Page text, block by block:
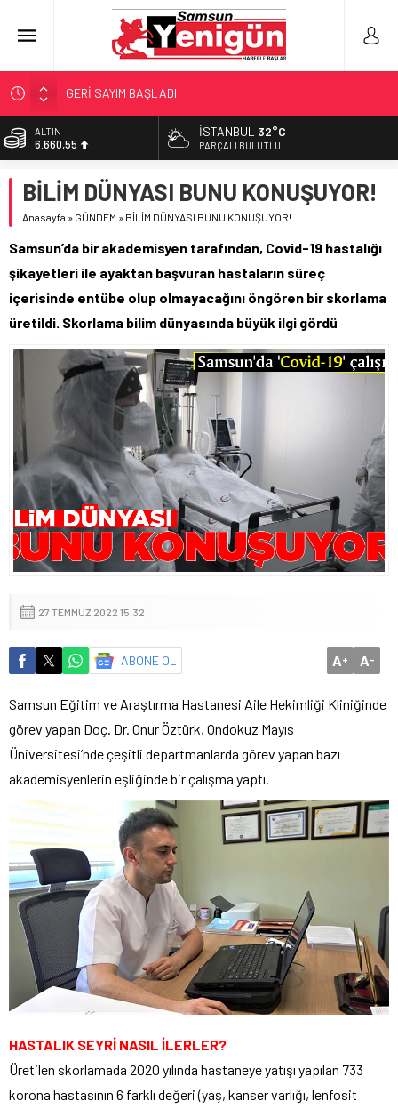
GERİ SAYIM BAŞLADI
SAMSUNSPOR’DA HEDEF 5’İNCİLİK!
‘BAFRA’YA YATIRIM YAPIN!’
YÖNETİCİ SEÇERKEN YAPILAN EN BÜYÜK HATALAR
ALTIN
6.660,55
13.779,39
DOLAR
55,1881
İSTANBUL 32°C
PARÇALI BULUTLU
BİLİM DÜNYASI BUNU KONUŞUYOR!
Anasayfa » GÜNDEM » BİLİM DÜNYASI BUNU KONUŞUYOR!
Samsun’da bir akademisyen tarafından, Covid-19 hastalığı
şikayetleri ile ayaktan başvuran hastaların süreç
içerisinde entübe olup olmayacağını öngören bir skorlama
üretildi. Skorlama bilim dünyasında büyük ilgi gördü
27 TEMMUZ 2022 15:32
ABONE OL A+ A-
Samsun Eğitim ve Araştırma Hastanesi Aile Hekimliği Kliniğinde
görev yapan Doç. Dr. Onur Öztürk, Ondokuz Mayıs
Üniversitesi’nde çeşitli departmanlarda görev yapan bazı
akademisyenlerin eşliğinde bir çalışma yaptı.
HASTALIK SEYRİ NASIL İLERLER?
Üretilen skorlamada 2020 yılında hastaneye yatışı yapılan 733
korona hastasının 6 farklı değeri (yaş, kanser varlığı, lenfosit